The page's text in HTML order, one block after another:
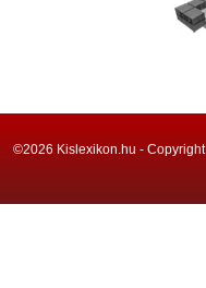
©2026 Kislexikon.hu -